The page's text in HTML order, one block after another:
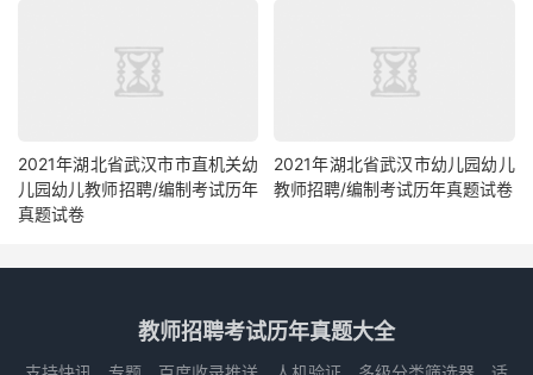
2021年湖北省武汉市市直机关幼
儿园幼儿教师招聘/编制考试历年
真题试卷
2021年湖北省武汉市幼儿园幼儿
教师招聘/编制考试历年真题试卷
教师招聘考试历年真题大全